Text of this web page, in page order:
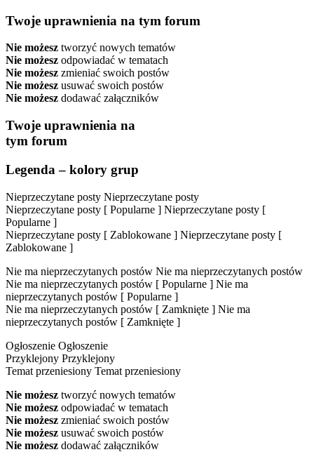
Twoje uprawnienia na tym forum
Nie możesz tworzyć nowych tematów
Nie możesz odpowiadać w tematach
Nie możesz zmieniać swoich postów
Nie możesz usuwać swoich postów
Nie możesz dodawać załączników
Twoje uprawnienia na
tym forum
Legenda – kolory grup
Nieprzeczytane posty Nieprzeczytane posty
Nieprzeczytane posty [ Popularne ] Nieprzeczytane posty [
Popularne ]
Nieprzeczytane posty [ Zablokowane ] Nieprzeczytane posty [
Zablokowane ]
Nie ma nieprzeczytanych postów Nie ma nieprzeczytanych postów
Nie ma nieprzeczytanych postów [ Popularne ] Nie ma
nieprzeczytanych postów [ Popularne ]
Nie ma nieprzeczytanych postów [ Zamknięte ] Nie ma
nieprzeczytanych postów [ Zamknięte ]
Ogłoszenie Ogłoszenie
Przyklejony Przyklejony
Temat przeniesiony Temat przeniesiony
Nie możesz tworzyć nowych tematów
Nie możesz odpowiadać w tematach
Nie możesz zmieniać swoich postów
Nie możesz usuwać swoich postów
Nie możesz dodawać załączników